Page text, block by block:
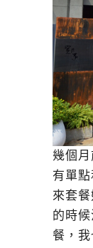
幾個
有單
來套
的時
餐，